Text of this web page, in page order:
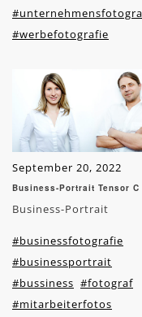
#werbefotografie
September 20, 2022
Business-Portrait Tensor C
Business-Portrait
#businessfotografie
#businessportrait
#bussiness #fotograf
#mitarbeiterfotos